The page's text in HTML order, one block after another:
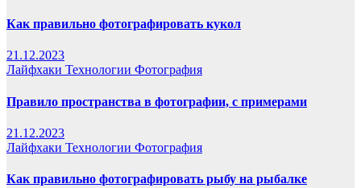
Как правильно фотографировать кукол
21.12.2023
Лайфхаки Технологии Фотография
Правило пространства в фотографии, с примерами
21.12.2023
Лайфхаки Технологии Фотография
Как правильно фотографировать рыбу на рыбалке